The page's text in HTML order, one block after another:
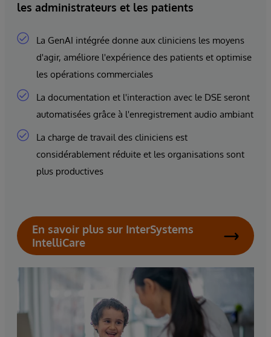
les administrateurs et les patients
La GenAI intégrée donne aux cliniciens les moyens
d'agir, améliore l'expérience des patients et optimise
les opérations commerciales
La documentation et l'interaction avec le DSE seront
automatisées grâce à l'enregistrement audio ambiant
La charge de travail des cliniciens est
considérablement réduite et les organisations sont
plus productives
En savoir plus sur InterSystems
IntelliCare